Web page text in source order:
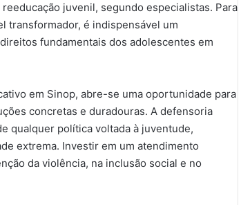
juvenil, segundo especialistas. Para
transformador, é indispensável um
fundamentais dos adolescentes em
em Sinop, abre-se uma oportunidade para
concretas e duradouras. A defensoria
qualquer política voltada à juventude,
extrema. Investir em um atendimento
da violência, na inclusão social e no